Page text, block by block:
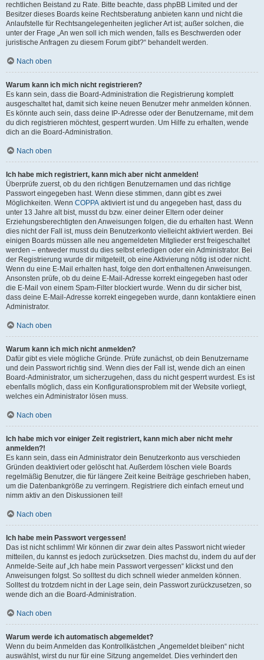
rechtlichen Beistand zu Rate. Bitte beachte, dass phpBB Limited und der
Besitzer dieses Boards keine Rechtsberatung anbieten kann und nicht die
Anlaufstelle für Rechtsangelegenheiten jeglicher Art ist; außer solchen, die
unter der Frage „An wen soll ich mich wenden, falls es Beschwerden oder
juristische Anfragen zu diesem Forum gibt?“ behandelt werden.
Nach oben
Warum kann ich mich nicht registrieren?
Es kann sein, dass die Board-Administration die Registrierung komplett
ausgeschaltet hat, damit sich keine neuen Benutzer mehr anmelden können.
Es könnte auch sein, dass deine IP-Adresse oder der Benutzername, mit dem
du dich registrieren möchtest, gesperrt wurden. Um Hilfe zu erhalten, wende
dich an die Board-Administration.
Nach oben
Ich habe mich registriert, kann mich aber nicht anmelden!
Überprüfe zuerst, ob du den richtigen Benutzernamen und das richtige
Passwort eingegeben hast. Wenn diese stimmen, dann gibt es zwei
Möglichkeiten. Wenn COPPA aktiviert ist und du angegeben hast, dass du
unter 13 Jahre alt bist, musst du bzw. einer deiner Eltern oder deiner
Erziehungsberechtigten den Anweisungen folgen, die du erhalten hast. Wenn
dies nicht der Fall ist, muss dein Benutzerkonto vielleicht aktiviert werden. Bei
einigen Boards müssen alle neu angemeldeten Mitglieder erst freigeschaltet
werden – entweder musst du dies selbst erledigen oder ein Administrator. Bei
der Registrierung wurde dir mitgeteilt, ob eine Aktivierung nötig ist oder nicht.
Wenn du eine E-Mail erhalten hast, folge den dort enthaltenen Anweisungen.
Ansonsten prüfe, ob du deine E-Mail-Adresse korrekt eingegeben hast oder
die E-Mail von einem Spam-Filter blockiert wurde. Wenn du dir sicher bist,
dass deine E-Mail-Adresse korrekt eingegeben wurde, dann kontaktiere einen
Administrator.
Nach oben
Warum kann ich mich nicht anmelden?
Dafür gibt es viele mögliche Gründe. Prüfe zunächst, ob dein Benutzername
und dein Passwort richtig sind. Wenn dies der Fall ist, wende dich an einen
Board-Administrator, um sicherzugehen, dass du nicht gesperrt wurdest. Es ist
ebenfalls möglich, dass ein Konfigurationsproblem mit der Website vorliegt,
welches ein Administrator lösen muss.
Nach oben
Ich habe mich vor einiger Zeit registriert, kann mich aber nicht mehr
anmelden?!
Es kann sein, dass ein Administrator dein Benutzerkonto aus verschieden
Gründen deaktiviert oder gelöscht hat. Außerdem löschen viele Boards
regelmäßig Benutzer, die für längere Zeit keine Beiträge geschrieben haben,
um die Datenbankgröße zu verringern. Registriere dich einfach erneut und
nimm aktiv an den Diskussionen teil!
Nach oben
Ich habe mein Passwort vergessen!
Das ist nicht schlimm! Wir können dir zwar dein altes Passwort nicht wieder
mitteilen, du kannst es jedoch zurücksetzen. Dies machst du, indem du auf der
Anmelde-Seite auf „Ich habe mein Passwort vergessen“ klickst und den
Anweisungen folgst. So solltest du dich schnell wieder anmelden können.
Solltest du trotzdem nicht in der Lage sein, dein Passwort zurückzusetzen, so
wende dich an die Board-Administration.
Nach oben
Warum werde ich automatisch abgemeldet?
Wenn du beim Anmelden das Kontrollkästchen „Angemeldet bleiben“ nicht
auswählst, wirst du nur für eine Sitzung angemeldet. Dies verhindert den